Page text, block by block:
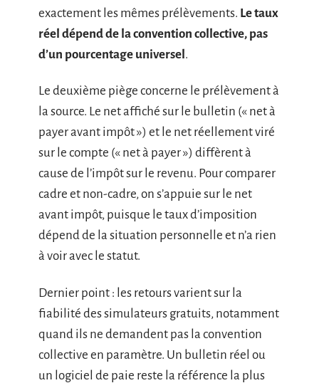
exactement les mêmes prélèvements. Le taux
réel dépend de la convention collective, pas
d’un pourcentage universel.
Le deuxième piège concerne le prélèvement à
la source. Le net affiché sur le bulletin (« net à
payer avant impôt ») et le net réellement viré
sur le compte (« net à payer ») diffèrent à
cause de l’impôt sur le revenu. Pour comparer
cadre et non-cadre, on s’appuie sur le net
avant impôt, puisque le taux d’imposition
dépend de la situation personnelle et n’a rien
à voir avec le statut.
Dernier point : les retours varient sur la
fiabilité des simulateurs gratuits, notamment
quand ils ne demandent pas la convention
collective en paramètre. Un bulletin réel ou
un logiciel de paie reste la référence la plus